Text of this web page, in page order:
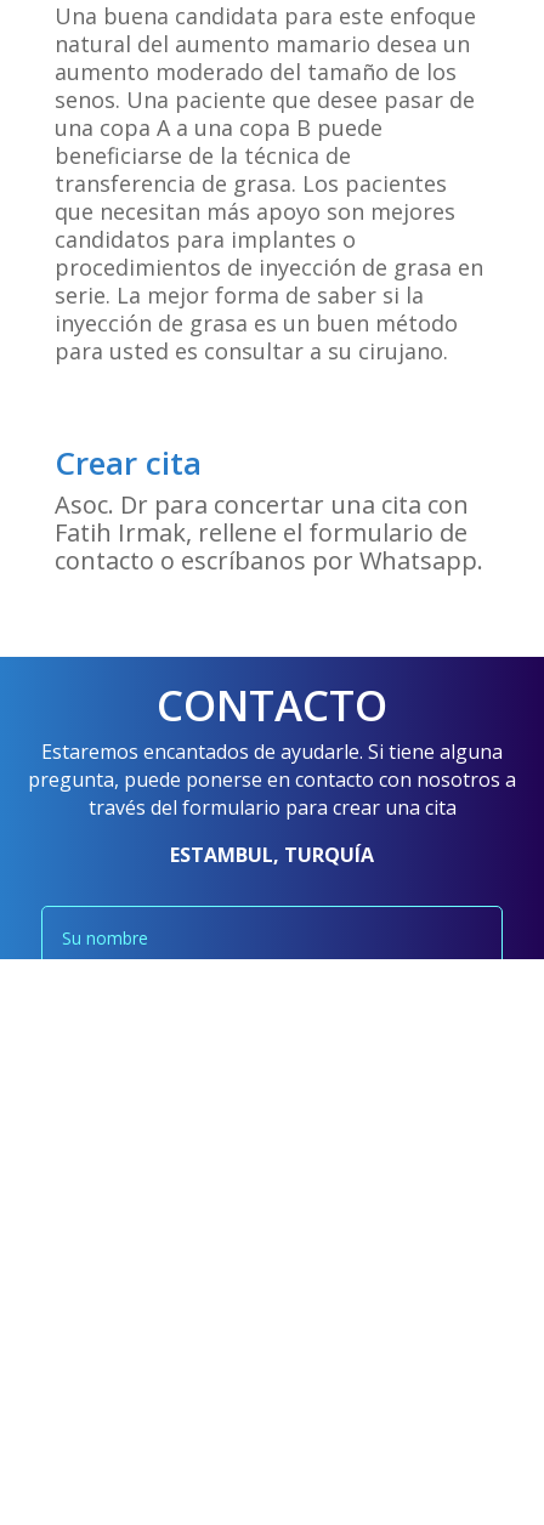
Una buena candidata para este enfoque
natural del aumento mamario desea un
aumento moderado del tamaño de los
senos. Una paciente que desee pasar de
una copa A a una copa B puede
beneficiarse de la técnica de
transferencia de grasa. Los pacientes
que necesitan más apoyo son mejores
candidatos para implantes o
procedimientos de inyección de grasa en
serie. La mejor forma de saber si la
inyección de grasa es un buen método
para usted es consultar a su cirujano.
Crear cita
Asoc. Dr para concertar una cita con
Fatih Irmak, rellene el formulario de
contacto o escríbanos por Whatsapp.
CONTACTO
Estaremos encantados de ayudarle. Si tiene alguna
pregunta, puede ponerse en contacto con nosotros a
través del formulario para crear una cita
ESTAMBUL, TURQUÍA